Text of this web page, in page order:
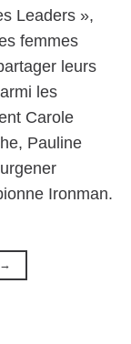
Leaders »,
femmes
leurs
les
Carole
Pauline
Ironman.
→